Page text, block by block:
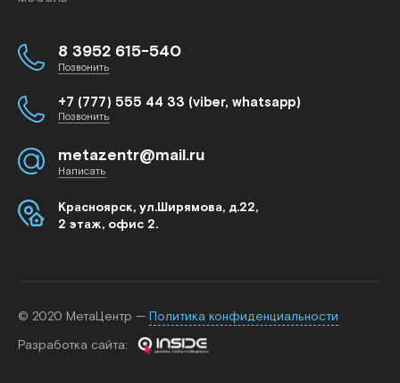
8 3952 615-540
Позвонить
+7 (777) 555 44 33 (viber, whatsapp)
Позвонить
metazentr@mail.ru
Написать
Красноярск, ул.Ширямова, д.22,
2 этаж, офис 2.
© 2020 МетаЦентр — Политика конфиденциальности
Разработка cайта: